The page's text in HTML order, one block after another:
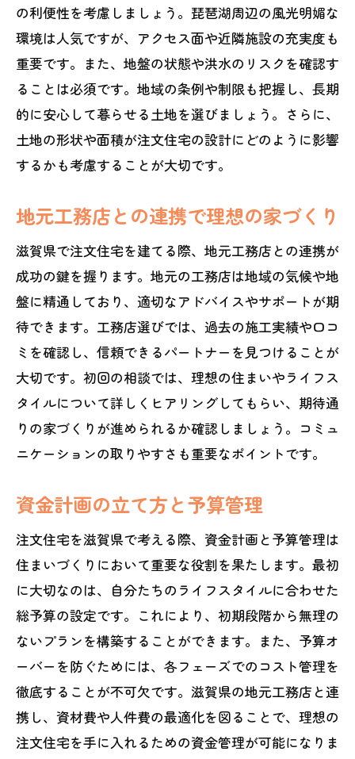
の利便性を考慮しましょう。琵琶湖周辺の風光明媚な
環境は人気ですが、アクセス面や近隣施設の充実度も
重要です。また、地盤の状態や洪水のリスクを確認す
ることは必須です。地域の条例や制限も把握し、長期
的に安心して暮らせる土地を選びましょう。さらに、
土地の形状や面積が注文住宅の設計にどのように影響
するかも考慮することが大切です。
地元工務店との連携で理想の家づくり
滋賀県で注文住宅を建てる際、地元工務店との連携が
成功の鍵を握ります。地元の工務店は地域の気候や地
盤に精通しており、適切なアドバイスやサポートが期
待できます。工務店選びでは、過去の施工実績や口コ
ミを確認し、信頼できるパートナーを見つけることが
大切です。初回の相談では、理想の住まいやライフス
タイルについて詳しくヒアリングしてもらい、期待通
りの家づくりが進められるか確認しましょう。コミュ
ニケーションの取りやすさも重要なポイントです。
資金計画の立て方と予算管理
注文住宅を滋賀県で考える際、資金計画と予算管理は
住まいづくりにおいて重要な役割を果たします。最初
に大切なのは、自分たちのライフスタイルに合わせた
総予算の設定です。これにより、初期段階から無理の
ないプランを構築することができます。また、予算オ
ーバーを防ぐためには、各フェーズでのコスト管理を
徹底することが不可欠です。滋賀県の地元工務店と連
携し、資材費や人件費の最適化を図ることで、理想の
注文住宅を手に入れるための資金管理が可能になりま